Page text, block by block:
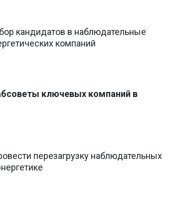
кандидатов в наблюдательные
компаний
ключевых компаний в
перезагрузку наблюдательных